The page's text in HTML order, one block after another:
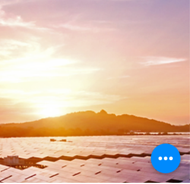
Scopri le opportunità del Bando Voucher
Digitali I4.0 – Anno 2025 della Camera di
Commercio di Modena: contributi a
Possono partecipare micro, piccole e
medie imprese di tutti i settori economici.
Domande dall'11 al 20 giugno 2025.